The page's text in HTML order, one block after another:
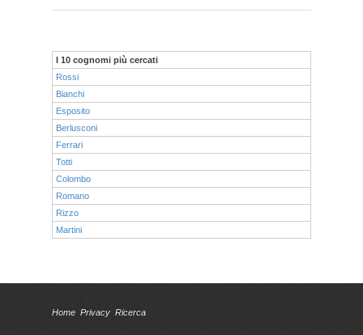
I 10 cognomi più cercati
Rossi
Bianchi
Esposito
Berlusconi
Ferrari
Totti
Colombo
Romano
Rizzo
Martini
Home Privacy Ricerca